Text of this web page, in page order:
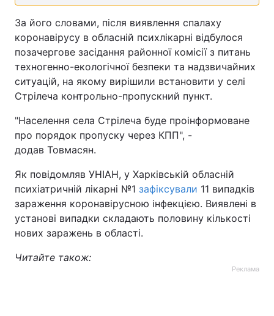
За його словами, після виявлення спалаху
коронавірусу в обласній психлікарні відбулося
позачергове засідання районної комісії з питань
техногенно-екологічної безпеки та надзвичайних
ситуацій, на якому вирішили встановити у селі
Стрілеча контрольно-пропускний пункт.
"Населення села Стрілеча буде проінформоване
про порядок пропуску через КПП", -
додав Товмасян.
Як повідомляв УНІАН, у Харківській обласній
психіатричній лікарні №1 зафіксували 11 випадків
зараження коронавірусною інфекцією. Виявлені в
установі випадки складають половину кількості
нових заражень в області.
Читайте також:
Реклама